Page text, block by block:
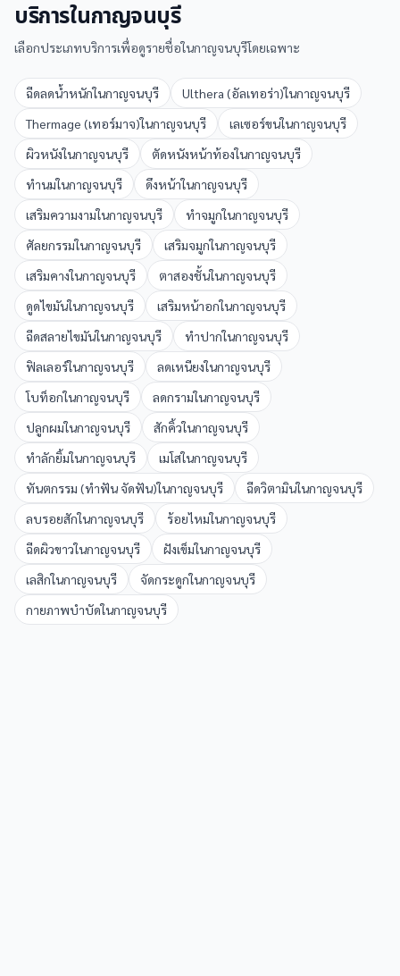
บริการในกาญจนบุรี
เลือกประเภทบริการเพื่อดูรายชื่อในกาญจนบุรีโดยเฉพาะ
ฉีดลดน้ำหนักในกาญจนบุรี Ulthera (อัลเทอร่า)ในกาญจนบุรี
Thermage (เทอร์มาจ)ในกาญจนบุรี เลเซอร์ขนในกาญจนบุรี
ผิวหนังในกาญจนบุรี ตัดหนังหน้าท้องในกาญจนบุรี
ทำนมในกาญจนบุรี ดึงหน้าในกาญจนบุรี
เสริมความงามในกาญจนบุรี ทำจมูกในกาญจนบุรี
ศัลยกรรมในกาญจนบุรี เสริมจมูกในกาญจนบุรี
เสริมคางในกาญจนบุรี ตาสองชั้นในกาญจนบุรี
ดูดไขมันในกาญจนบุรี เสริมหน้าอกในกาญจนบุรี
ฉีดสลายไขมันในกาญจนบุรี ทำปากในกาญจนบุรี
ฟิลเลอร์ในกาญจนบุรี ลดเหนียงในกาญจนบุรี
โบท็อกในกาญจนบุรี ลดกรามในกาญจนบุรี
ปลูกผมในกาญจนบุรี สักคิ้วในกาญจนบุรี
ทำลักยิ้มในกาญจนบุรี เมโสในกาญจนบุรี
ทันตกรรม (ทำฟัน จัดฟัน)ในกาญจนบุรี ฉีดวิตามินในกาญจนบุรี
ลบรอยสักในกาญจนบุรี ร้อยไหมในกาญจนบุรี
ฉีดผิวขาวในกาญจนบุรี ฝังเข็มในกาญจนบุรี
เลสิกในกาญจนบุรี จัดกระดูกในกาญจนบุรี
กายภาพบำบัดในกาญจนบุรี